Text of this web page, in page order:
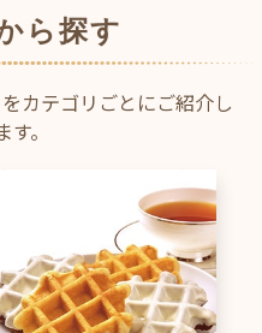
ら探す
カテゴリごとにご紹介し
。